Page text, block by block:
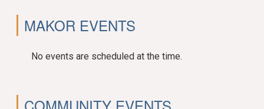
MAKOR EVENTS
No events are scheduled at the time.